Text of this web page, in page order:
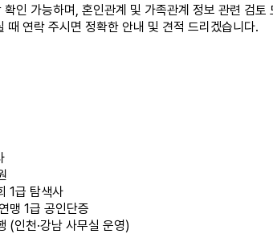
인 가능하며, 혼인관계 및 가족관계 정보 관련 검토
때 연락 주시면 정확한 안내 및 견적 드리겠습니다.
1급 탐색사
맹 1급 공인단증
(인천·강남 사무실 운영)